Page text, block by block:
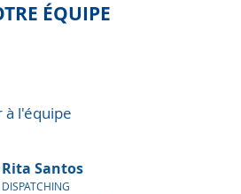
ÉQUIPE
à l'équipe
Rita Santos
DISPATCHING